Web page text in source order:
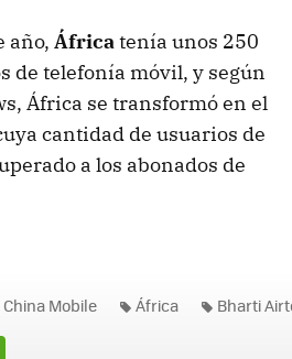
año, Áfricatenía unos 250
de telefonía móvil, y según
África se transformó en el
cantidad de usuarios de
a los abonados de
China Mobile África Bharti